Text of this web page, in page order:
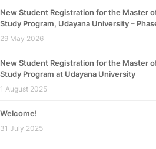
New Student Registration for the Master
Study Program, Udayana University –
29 May 2026
New Student Registration for the Master
Study Program at Udayana University
1 August 2025
Welcome!
31 July 2025